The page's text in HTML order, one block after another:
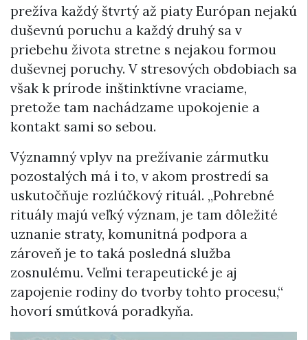
prežíva každý štvrtý až piaty Európan nejakú
duševnú poruchu a každý druhý sa v
priebehu života stretne s nejakou formou
duševnej poruchy. V stresových obdobiach sa
však k prírode inštinktívne vraciame,
pretože tam nachádzame upokojenie a
kontakt sami so sebou.
Významný vplyv na prežívanie zármutku
pozostalých má i to, v akom prostredí sa
uskutočňuje rozlúčkový rituál. „Pohrebné
rituály majú veľký význam, je tam dôležité
uznanie straty, komunitná podpora a
zároveň je to taká posledná služba
zosnulému. Veľmi terapeutické je aj
zapojenie rodiny do tvorby tohto procesu,“
hovorí smútková poradkyňa.